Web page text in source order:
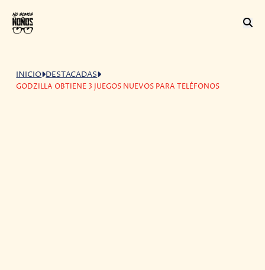
INICIO DESTACADAS
GODZILLA OBTIENE 3 JUEGOS NUEVOS PARA TELÉFONOS